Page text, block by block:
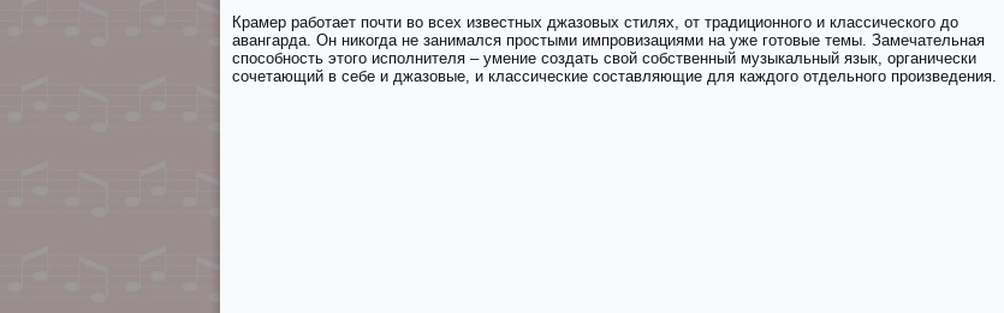
Крамер работает почти во всех известных джазовых стилях, от традиционного и классического до
авангарда. Он никогда не занимался простыми импровизациями на уже готовые темы. Замечательная
способность этого исполнителя – умение создать свой собственный музыкальный язык, органически
сочетающий в себе и джазовые, и классические составляющие для каждого отдельного произведения.